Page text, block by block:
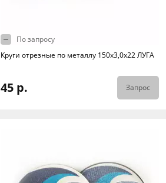
По запросу
Круги отрезные по металлу 150х3,0х22 ЛУГА
45 р. Запрос